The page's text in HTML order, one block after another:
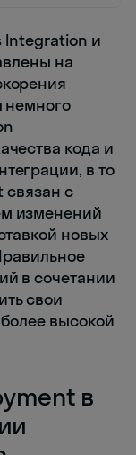
Integration и
на
немного
кода и
в то
связан с
изменений
новых
в сочетании
свои
высокой
в